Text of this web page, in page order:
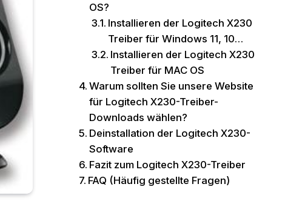
OS?
Installieren der Logitech X230
Treiber für Windows 11, 10…
Installieren der Logitech X230
Treiber für MAC OS
Warum sollten Sie unsere Website
für Logitech X230-Treiber-
Downloads wählen?
Deinstallation der Logitech X230-
Software
Fazit zum Logitech X230-Treiber
FAQ (Häufig gestellte Fragen)